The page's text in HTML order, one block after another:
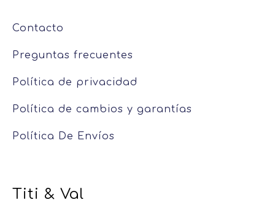
Contacto
Preguntas frecuentes
Política de privacidad
Política de cambios y garantías
Política De Envíos
Titi & Val